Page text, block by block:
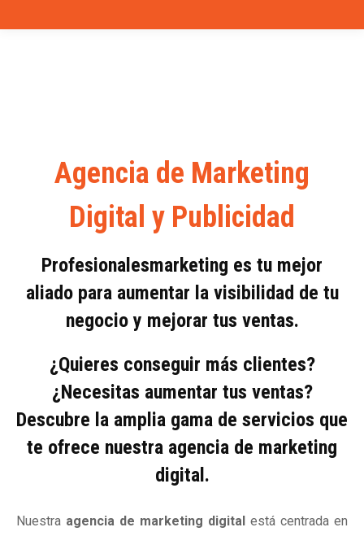
Agencia de Marketing
Digital y Publicidad
Profesionalesmarketing es tu mejor
aliado para aumentar la visibilidad de tu
negocio y mejorar tus ventas.
¿Quieres conseguir más clientes?
¿Necesitas aumentar tus ventas?
Descubre la amplia gama de servicios que
te ofrece nuestra agencia de marketing
digital.
Nuestra agencia de marketing digital está centrada en